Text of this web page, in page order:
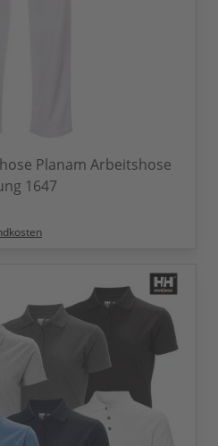
Planam Arbeitshose
1647